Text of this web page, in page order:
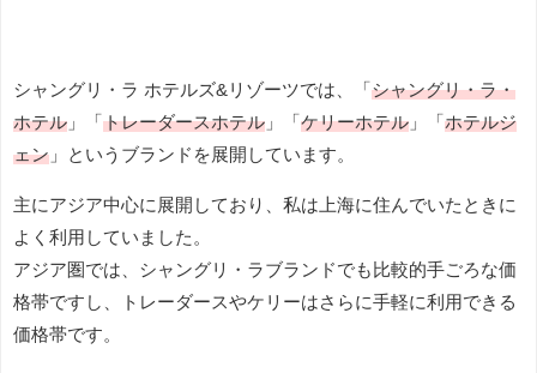
シャングリ・ラ ホテルズ&リゾーツでは、「シャングリ・ラ・
ホテル 」「トレーダースホテル 」「ケリーホテル 」「ホテルジ
ェン 」というブランドを展開しています。
主にアジア中心に展開しており、私は上海に住んでいたときに
よく利用していました。
アジア圏では、シャングリ・ラブランドでも比較的手ごろな価
格帯ですし、トレーダースやケリーはさらに手軽に利用できる
価格帯です。